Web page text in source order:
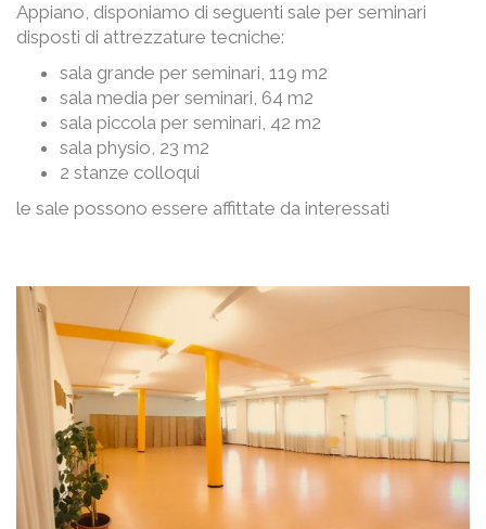
Appiano, disponiamo di seguenti sale per seminari
disposti di attrezzature tecniche:
sala grande per seminari, 119 m2
sala media per seminari, 64 m2
sala piccola per seminari, 42 m2
sala physio, 23 m2
2 stanze colloqui
le sale possono essere affittate da interessati